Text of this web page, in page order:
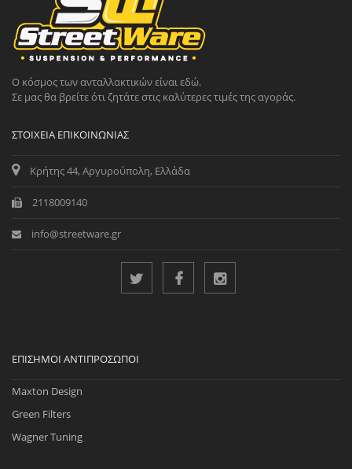
Ο κόσμος των ανταλλακτικών είναι εδώ.
Σε μας θα βρείτε ότι ζητάτε στις καλύτερες τιμές της αγοράς.
ΣΤΟΙΧΕΊΑ ΕΠΙΚΟΙΝΩΝΊΑΣ
Κρήτης 44, Αργυρούπολη, Ελλάδα
2118009140
info@streetware.gr
ΕΠΊΣΗΜΟΙ ΑΝΤΙΠΡΌΣΩΠΟΙ
Maxton Design
Green Filters
Wagner Tuning